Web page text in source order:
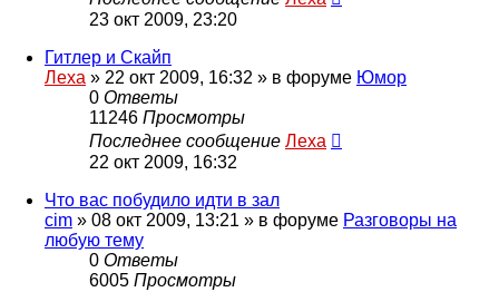
23 окт 2009, 23:20
Гитлер и Скайп
Леха » 22 окт 2009, 16:32 » в форуме Юмор
0 Ответы
11246 Просмотры
Последнее сообщение Леха
22 окт 2009, 16:32
Что вас побудило идти в зал
cim » 08 окт 2009, 13:21 » в форуме Разговоры на
любую тему
0 Ответы
6005 Просмотры